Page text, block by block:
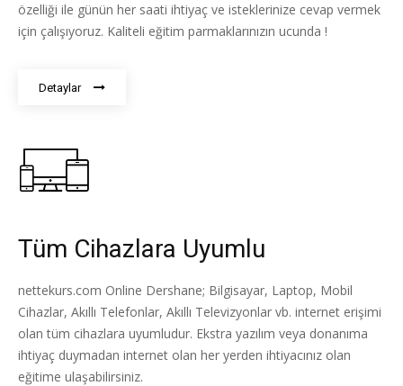
özelliği ile günün her saati ihtiyaç ve isteklerinize cevap vermek
için çalışıyoruz. Kaliteli eğitim parmaklarınızın ucunda !
Detaylar
Tüm Cihazlara Uyumlu
nettekurs.com Online Dershane; Bilgisayar, Laptop, Mobil
Cihazlar, Akıllı Telefonlar, Akıllı Televizyonlar vb. internet erişimi
olan tüm cihazlara uyumludur. Ekstra yazılım veya donanıma
ihtiyaç duymadan internet olan her yerden ihtiyacınız olan
eğitime ulaşabilirsiniz.